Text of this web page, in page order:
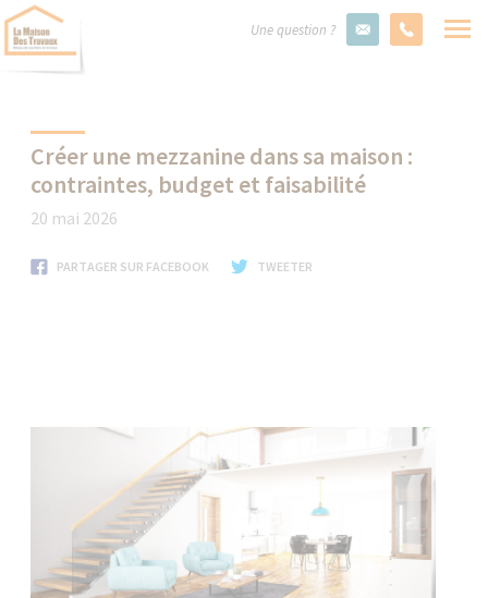
Une question ?
Créer une mezzanine dans sa maison :
contraintes, budget et faisabilité
20 mai 2026
PARTAGER SUR FACEBOOK TWEETER